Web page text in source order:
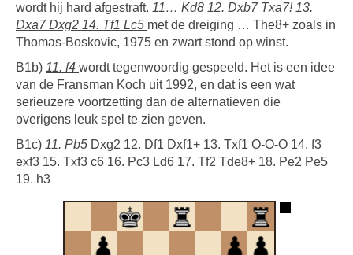
wordt hij hard afgestraft. 11… Kd8 12. Dxb7 Txa7! 13.
Dxa7 Dxg2 14. Tf1 Lc5 met de dreiging … The8+ zoals in
Thomas-Boskovic, 1975 en zwart stond op winst.
B1b) 11. f4 wordt tegenwoordig gespeeld. Het is een idee
van de Fransman Koch uit 1992, en dat is een wat
serieuzere voortzetting dan de alternatieven die
overigens leuk spel te zien geven.
B1c) 11. Pb5 Dxg2 12. Df1 Dxf1+ 13. Txf1 O-O-O 14. f3
exf3 15. Txf3 c6 16. Pc3 Ld6 17. Tf2 Tde8+ 18. Pe2 Pe5
19. h3